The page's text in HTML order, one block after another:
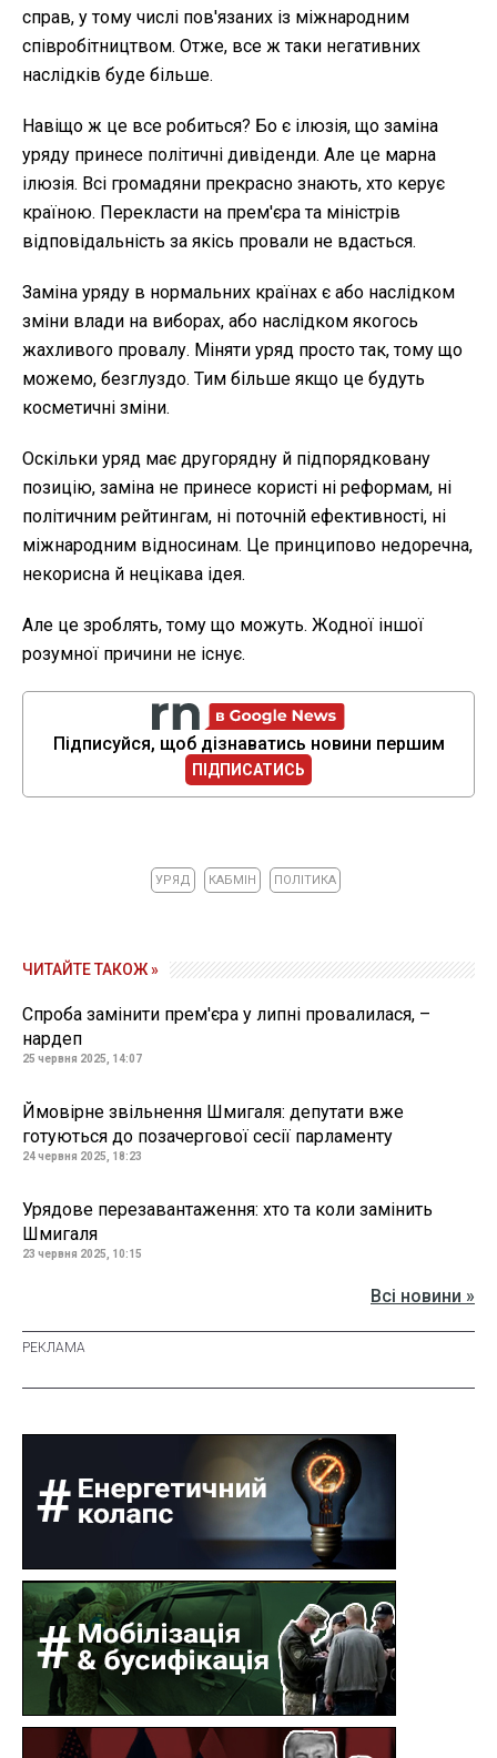
справ, у тому числі пов'язаних із міжнародним
співробітництвом. Отже, все ж таки негативних
наслідків буде більше.
Навіщо ж це все робиться? Бо є ілюзія, що заміна
уряду принесе політичні дивіденди. Але це марна
ілюзія. Всі громадяни прекрасно знають, хто керує
країною. Перекласти на прем'єра та міністрів
відповідальність за якісь провали не вдасться.
Заміна уряду в нормальних країнах є або наслідком
зміни влади на виборах, або наслідком якогось
жахливого провалу. Міняти уряд просто так, тому що
можемо, безглуздо. Тим більше якщо це будуть
косметичні зміни.
Оскільки уряд має другорядну й підпорядковану
позицію, заміна не принесе користі ні реформам, ні
політичним рейтингам, ні поточній ефективності, ні
міжнародним відносинам. Це принципово недоречна,
некорисна й нецікава ідея.
Але це зроблять, тому що можуть. Жодної іншої
розумної причини не існує.
Підписуйся, щоб дізнаватись новини першим
ПІДПИСАТИСЬ
УРЯД КАБМІН ПОЛІТИКА
ЧИТАЙТЕ ТАКОЖ »
Спроба замінити прем'єра у липні провалилася, –
нардеп
25 червня 2025, 14:07
Ймовірне звільнення Шмигаля: депутати вже
готуються до позачергової сесії парламенту
24 червня 2025, 18:23
Урядове перезавантаження: хто та коли замінить
Шмигаля
23 червня 2025, 10:15
Всі новини »